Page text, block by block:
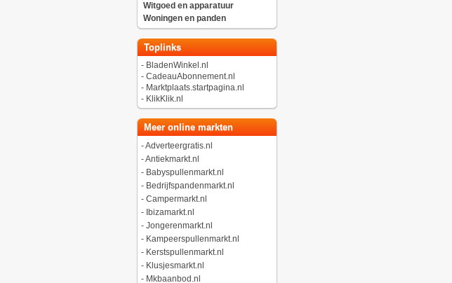
Witgoed en apparatuur
Woningen en panden
Toplinks
- BladenWinkel.nl
- CadeauAbonnement.nl
- Marktplaats.startpagina.nl
- KlikKlik.nl
Meer online markten
-Adverteergratis.nl
-Antiekmarkt.nl
- Babyspullenmarkt.nl
- Bedrijfspandenmarkt.nl
- Campermarkt.nl
- Ibizamarkt.nl
- Jongerenmarkt.nl
- Kampeerspullenmarkt.nl
- Kerstspullenmarkt.nl
- Klusjesmarkt.nl
- Mkbaanbod.nl